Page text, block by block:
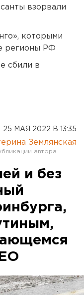
взорвали
которыми
регионы РФ
сбили в
25 МАЯ 2022 В 13:35
Землянская
и без